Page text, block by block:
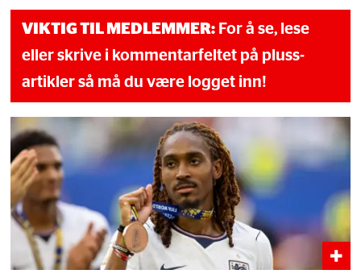
VIKTIG TIL MEDLEMMER: For å se, lese
eller skrive i kommentarfeltet på pluss-
artikler så må du være logget inn!